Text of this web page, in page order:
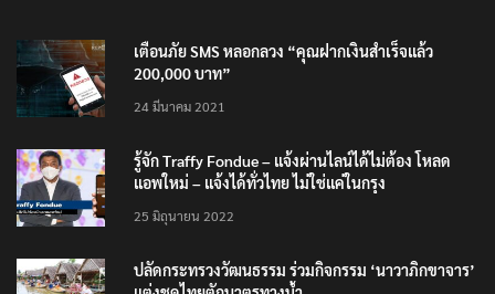
เตือนภัย SMS หลอกลวง “คุณฝากเงินสำเร็จแล้ว
24 มีนาคม 2021
รู้จัก Traffy Fondue – แจ้งผ่านไลน์ได้ไม่ต้อง โหลด
แอพใหม่ – แจ้งได้ทั่วไทย ไม่ใช่แค่ในกรุง
25 มิถุนายน 2022